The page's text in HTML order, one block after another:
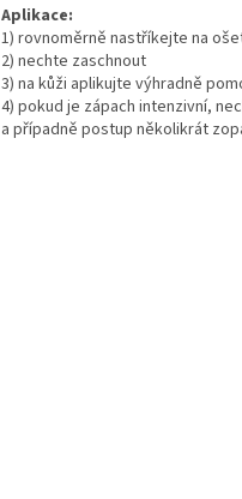
Aplikace:
1) rovnoměrně nastříkejte na
2) nechte zaschnout
3) na kůži aplikujte výhradně
4) pokud je zápach intenzivní,
a případně postup několikrát